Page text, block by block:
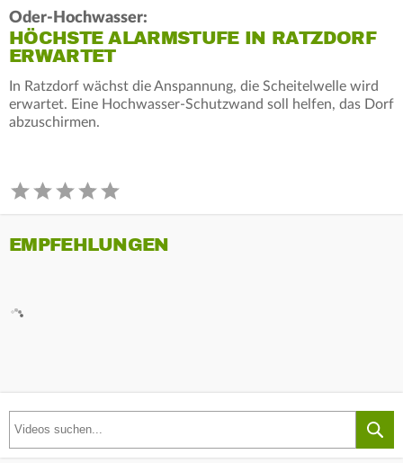
Oder-Hochwasser:
HÖCHSTE ALARMSTUFE IN RATZDORF
ERWARTET
In Ratzdorf wächst die Anspannung, die Scheitelwelle wird
erwartet. Eine Hochwasser-Schutzwand soll helfen, das Dorf
abzuschirmen.
EMPFEHLUNGEN